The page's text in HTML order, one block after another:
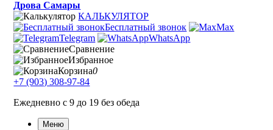
Дрова Самары
КАЛЬКУЛЯТОР
Бесплатный звонок
Max
Telegram
WhatsApp
Сравнение
Избранное
Корзина0
+7 (903) 308-97-84
Ежедневно с 9 до 19 без обеда
Меню